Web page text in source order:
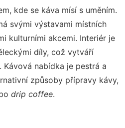
kde se káva mísí s uměním.
svými výstavami místních
kulturními akcemi. Interiér je
díly, což vytváří
nabídka je pestrá a
způsoby přípravy kávy,
drip coffee.